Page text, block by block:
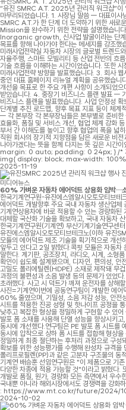
“유진 SMRC A.T. 2025년 관리직 워크샵”이
마무리되었습니다. 1. 사장님 말씀 — 대표이사
SMRC A.T.가 한 단계 더 도약하기 위한 새로
Mission을 완수하기 위한 전략을 설명했
Inorganic growth, 신사업 발굴이라는 단계
목표를 향해 나아가야 한다는 메세지를 강조
미래사업전략실 자동차 시장의 글로벌 트렌드
자율주행, 스마트 모빌리티 등 산업 전반의 흐
기술 흐름을 이해하는 시간이었습니다. 또한
미래사업전략 방향을 발표했습니다. 3. 회사
중인 대표 홈페이지 리뉴얼 계획을 공유했습니
개선을 목표로 한 주요 개편 사항이 소개되었
받았습니다. 4. 중장기 비즈니스 플랜 발표 —
비즈니스 플랜을 발표했습니다. 사업 안정성
단계별 추진 로드맵, 향후 목표 지표 등이 체계
— 각 본부장 각 본부장님들은 본부별로 준비
효율화, 품질 및 서비스 개선, 협업 체계 강화
부서 간 이해도를 높이고 향후 협업의 폭을 넓
직원 회사의 장기적 지향점을 담은 새로운 비
나아가겠다는 뜻을 함께 다지는 뜻 깊은
margin: 0 auto; padding: 0 24px; } /*
img{ display: block; max-width:
2025-11-19
미디어뉴스
60% 가벼운 자동차 에어덕트 상용화 임박…
한국기계연구원-유진에스엠알시오토모티브
에어덕트 개발향후 주요 국내 자동차 생산업
기계연상용차에 바로 적용할 수 있는 경량화
대체할 국산화 기술을 확보하고, 국내 자동차
한국기계연구원(기계연) 부산기계기술연구센
유진에스엠알시오토모티브테크노(이하 유진
모듈의 에어덕트 제조 기술을 획기적으로 개선
앞두고 있다고 2일 밝혔다.콕핏 모듈은 자동차
말한다. 계기판, 공조장치, 라디오, 시계, 소형
확인이 쉽도록 설계됐으며, 디자인, 편의성, 안
고밀도 폴리에틸렌(HDPE) 소재로 제작돼 무
과정의 불편성과 소음 발생 등의 문제가 있었
초래했다. 사고 시 덕트가 깨져 운전자를 상해
사진=기계연이번에 공동연구팀이 개발한 에
60% 줄였으며, 기밀성, 소음 저감 성능, 안전
시트를 적용한 진공 성형 및 핫나이프 공정을
낮추고 복잡한 형상을 정밀하게 구현할 수 있
발포 폼 소재를 사용해 단열 성능을 향상시키
동시에 개선했다.연구팀은 PE 발포 폼 시트를
동시에 압착으로 상하 폼 시트를 접합해 형상
정밀하게 최종 절단하는 후처리 과정으로 구성
확보를 위한 성능평가를 수행해 완성차 규격
폴리프로필렌(PP)과 같은 고분자 구조물의 동
기계연 배승훈 선임연구원은 "이 제품으로 기
다양한 차종에 적용 가능할 것"이라고 밝혔다
개발로 품질, 원가, 경량화 모든 측면에서 우수
국내뿐 아니라 해외시장에서도 경쟁력을 강화
: https://www.mt.co.kr/future/2024/
2024-10-02